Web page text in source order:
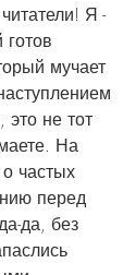
Я -
мучает
это не тот
На
частых
перед
да, без